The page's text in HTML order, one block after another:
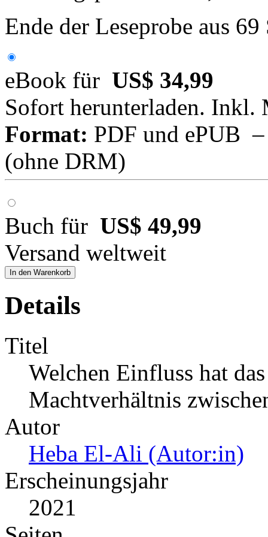
Ende der Leseprobe aus
eBook für US$ 34,99
Sofort herunterladen. Inkl.
Format: PDF und ePUB
(ohne DRM)
Buch für US$ 49,99
Versand weltweit
In den Warenkorb
Details
Titel
Welchen Einfluss hat
Machtverhältnis
Autor
Heba El-Ali (Autor:in)
Erscheinungsjahr
2021